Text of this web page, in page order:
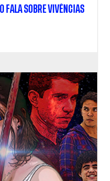
FALA SOBRE VIVÊNCIAS